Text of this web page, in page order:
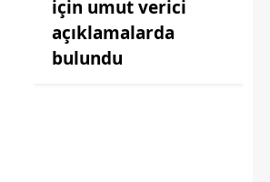
için umut verici
açıklamalarda
bulundu